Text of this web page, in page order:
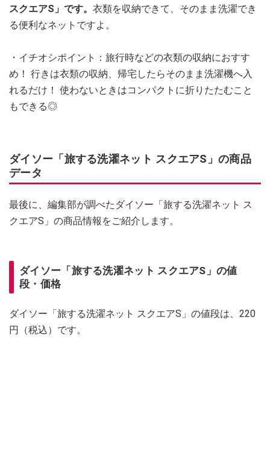
スクエアS」です。 衣類を収納できて、そのまま洗濯でき
る便利なネットですよ。
・イチオシポイント：旅行時などの衣類の収納におすす
め！ 行きは衣類の収納、帰宅したらそのまま洗濯機へ入
れるだけ！ 使わないときはコンパクトに折りたたむこと
もできる◎
ダイソー「旅する洗濯ネット スクエアS」の商品
データ
最後に、編集部が調べたダイソー「旅する洗濯ネット ス
クエアS」の商品情報をご紹介します。
ダイソー「旅する洗濯ネット スクエアS」の値
段・価格
ダイソー「旅する洗濯ネット スクエアS」の値段は、220
円（税込）です。